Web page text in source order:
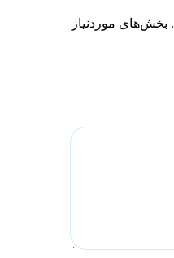
بخش‌های موردنیاز